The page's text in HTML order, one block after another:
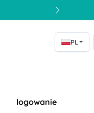
PL
logowanie